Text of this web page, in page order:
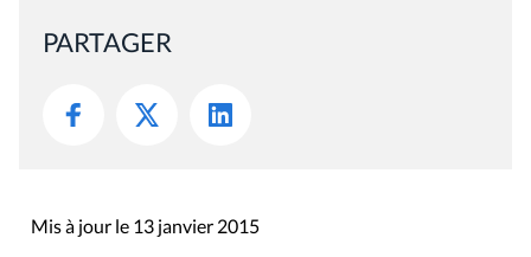
PARTAGER
Mis à jour le 13 janvier 2015